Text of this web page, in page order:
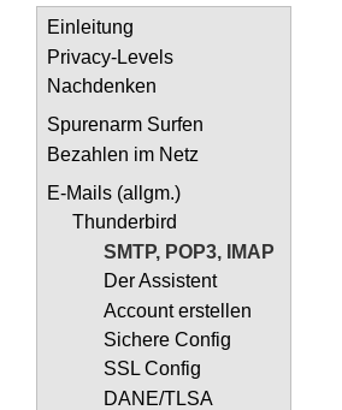
Einleitung
Privacy-Levels
Nachdenken
Spurenarm Surfen
Bezahlen im Netz
E-Mails (allgm.)
Thunderbird
SMTP, POP3, IMAP
Der Assistent
Account erstellen
Sichere Config
SSL Config
DANE/TLSA